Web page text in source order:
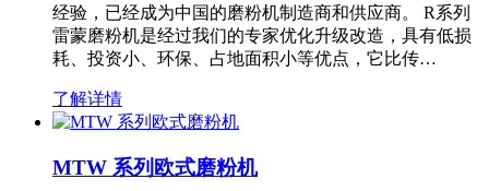
经验，已经成为中国的磨粉机制造商和供应商。 R系列
雷蒙磨粉机是经过我们的专家优化升级改造，具有低损
耗、投资小、环保、占地面积小等优点，它比传…
了解详情
MTW 系列欧式磨粉机